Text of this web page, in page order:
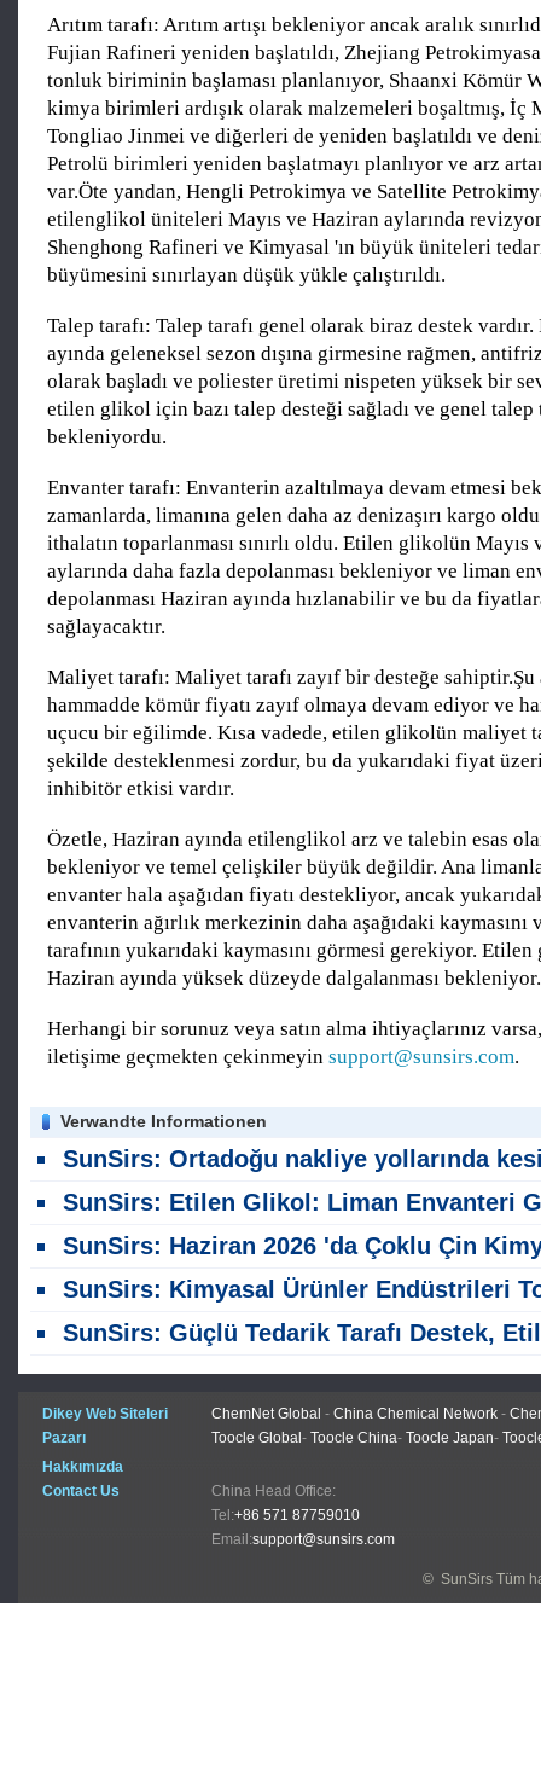
Arıtım tarafı: Arıtım artışı bekleniyor ancak aralık
Fujian Rafineri yeniden başlatıldı, Zhejiang
tonluk biriminin başlaması planlanıyor, Shaanxi Kömür
kimya birimleri ardışık olarak malzemeleri boşaltmış, İç
Tongliao Jinmei ve diğerleri de yeniden başlatıldı ve
Petrolü birimleri yeniden başlatmayı planlıyor ve arz
var.Öte yandan, Hengli Petrokimya ve Satellite
etilenglikol üniteleri Mayıs ve Haziran aylarında
Shenghong Rafineri ve Kimyasal 'ın büyük üniteleri
büyümesini sınırlayan düşük yükle çalıştırıldı.
Talep tarafı: Talep tarafı genel olarak biraz destek
ayında geleneksel sezon dışına girmesine rağmen,
olarak başladı ve poliester üretimi nispeten yüksek bir
etilen glikol için bazı talep desteği sağladı ve genel talep
bekleniyordu.
Envanter tarafı: Envanterin azaltılmaya devam etmesi
zamanlarda, limanına gelen daha az denizaşırı kargo
ithalatın toparlanması sınırlı oldu. Etilen glikolün Mayıs
aylarında daha fazla depolanması bekleniyor ve liman
depolanması Haziran ayında hızlanabilir ve bu da
sağlayacaktır.
Maliyet tarafı: Maliyet tarafı zayıf bir desteğe
hammadde kömür fiyatı zayıf olmaya devam ediyor ve
uçucu bir eğilimde. Kısa vadede, etilen glikolün maliyet
şekilde desteklenmesi zordur, bu da yukarıdaki fiyat
inhibitör etkisi vardır.
Özetle, Haziran ayında etilenglikol arz ve talebin esas
bekleniyor ve temel çelişkiler büyük değildir. Ana
envanter hala aşağıdan fiyatı destekliyor, ancak
envanterin ağırlık merkezinin daha aşağıdaki kaymasını
tarafının yukarıdaki kaymasını görmesi gerekiyor.
Haziran ayında yüksek düzeyde dalgalanması bekleniyor.
Herhangi bir sorunuz veya satın alma ihtiyaçlarınız
iletişime geçmekten çekinmeyin support@sunsirs.com.
Verwandte Informationen
SunSirs: Ortadoğu nakliye yollarında kesintiler, etilenglikol tedarikini daha da
SunSirs: Etilen Glikol: Liman Envanteri Geri Çekilme Sürüyor; Fiyatlar
SunSirs: Haziran 2026 'da Çoklu Çin Kimyasal Ürün Kategorisinde İhracatta
SunSirs: Kimyasal Ürünler Endüstrileri Toplu Emtia İstihbaratı (17 Temmuz
SunSirs: Güçlü Tedarik Tarafı Destek, Etilen Glikol Vadelilerde Artış Devam
Dikey Web Siteleri ChemNet Global - China Chemical Network -
Pazarı
Toocle Global - Toocle China- Toocle Japan-
Hakkımızda
Contact Us
China Head Office:
Tel:+86 571 87759010
Email:support@sunsirs.com
© SunSirs Tüm